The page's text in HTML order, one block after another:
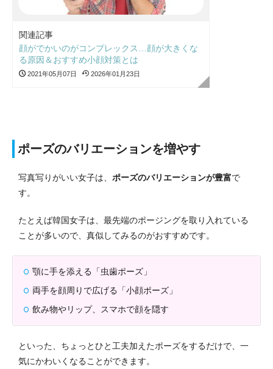
関連記事
顔がでかいのがコンプレックス…顔が大きくな
る原因＆おすすめ小顔対策とは
2021年05月07日 2026年01月23日
ポーズのバリエーションを増やす
写真写りがいい女子は、 ポーズのバリエーションが豊富で
す。
たとえば韓国女子は、最先端のポージングを取り入れている
ことが多いので、真似してみるのがおすすめです。
顎に手を添える「虫歯ポーズ」
両手を顔周りで広げる「小顔ポーズ」
飲み物やリップ、スマホで顔を隠す
といった、ちょっとひと工夫加えたポーズをするだけで、一
気にかわいくなることができます。